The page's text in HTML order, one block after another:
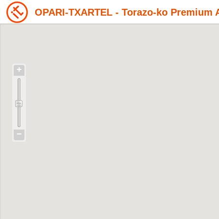
OPARI-TXARTEL - Torazo-ko Premium
+
−